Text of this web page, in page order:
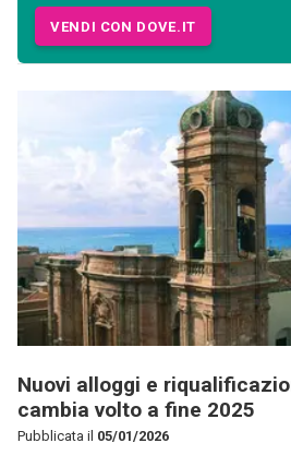
VENDI CON DOVE.IT
Nuovi alloggi e
cambia volto a fine 2025
Pubblicata il 05/01/2026